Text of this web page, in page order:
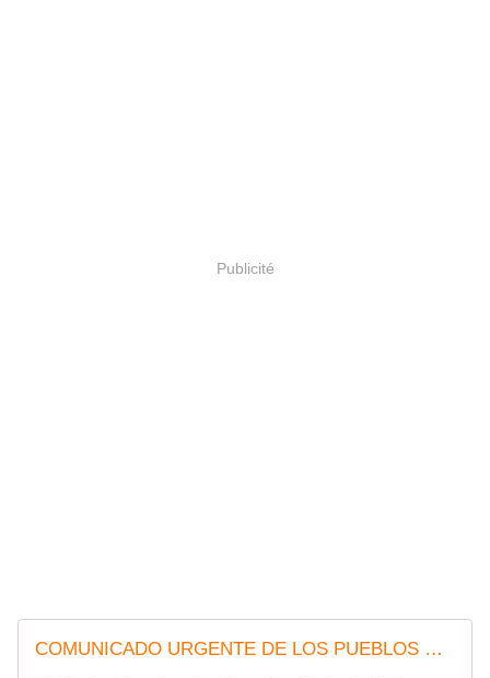
Publicité
COMUNICADO URGENTE DE LOS PUEBLOS UNIDOS DE LA REGIÓN CHOLULTECA - Congreso Nacional Indígena